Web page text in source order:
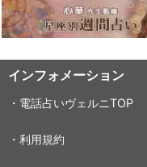
インフォメーション
・電話占いヴェルニTOP
・利用規約